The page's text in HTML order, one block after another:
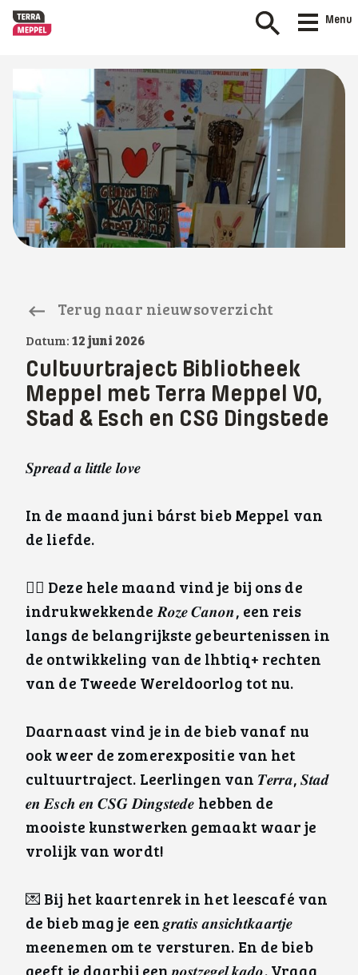
Menu
Terug naar nieuwsoverzicht
Datum: 12 juni 2026
Cultuurtraject Bibliotheek
Meppel met Terra Meppel VO,
Stad & Esch en CSG Dingstede
𝑺𝒑𝒓𝒆𝒂𝒅 𝒂 𝒍𝒊𝒕𝒕𝒍𝒆 𝒍𝒐𝒗𝒆
In de maand juni bárst bieb Meppel van
de liefde.
🏳‍🌈 Deze hele maand vind je bij ons de
indrukwekkende 𝑹𝒐𝒛𝒆 𝑪𝒂𝒏𝒐𝒏, een reis
langs de belangrijkste gebeurtenissen in
de ontwikkeling van de lhbtiq+ rechten
van de Tweede Wereldoorlog tot nu.
Daarnaast vind je in de bieb vanaf nu
ook weer de zomerexpositie van het
cultuurtraject. Leerlingen van 𝑻𝒆𝒓𝒓𝒂, 𝑺𝒕𝒂𝒅
𝒆𝒏 𝑬𝒔𝒄𝒉 𝒆𝒏 𝑪𝑺𝑮 𝑫𝒊𝒏𝒈𝒔𝒕𝒆𝒅𝒆 hebben de
mooiste kunstwerken gemaakt waar je
vrolijk van wordt!
💌 Bij het kaartenrek in het leescafé van
de bieb mag je een 𝒈𝒓𝒂𝒕𝒊𝒔 𝒂𝒏𝒔𝒊𝒄𝒉𝒕𝒌𝒂𝒂𝒓𝒕𝒋𝒆
meenemen om te versturen. En de bieb